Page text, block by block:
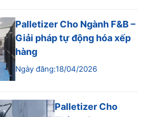
Palletizer Cho Ngành F&B –
Giải pháp tự động hóa xếp
hàng
Ngày đăng:18/04/2026
Palletizer Cho